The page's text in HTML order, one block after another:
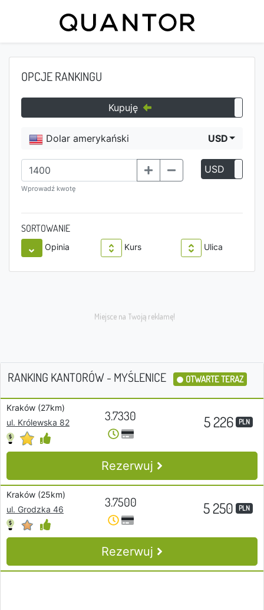
OPCJE RANKINGU
Kupuję
Dolar amerykański USD
Wprowadź kwotę
USD
SORTOWANIE
Opinia Kurs Ulica
RANKING KANTORÓW - MYŚLENICE OTWARTE TERAZ
Kraków (27km)
ul. Królewska 82
3.7330 5 226 PLN
Rezerwuj
Kraków (25km)
ul. Grodzka 46
3.7500 5 250 PLN
Rezerwuj